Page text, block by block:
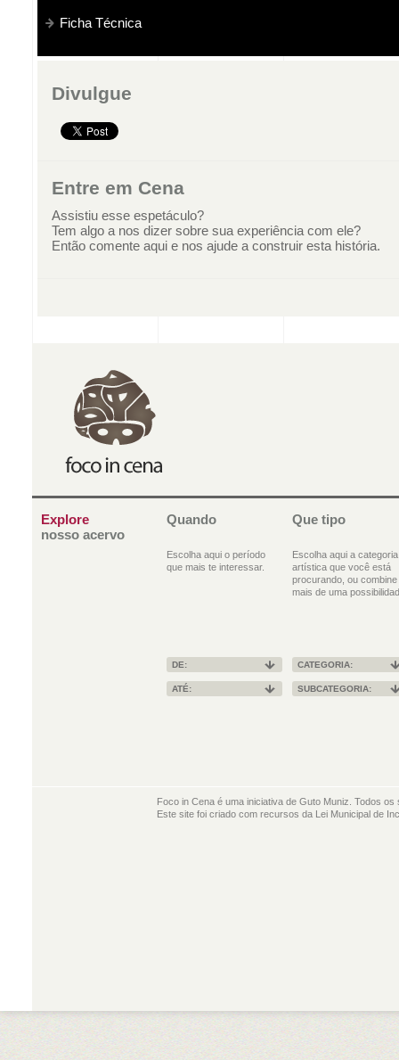
Ficha Técnica
Divulgue
Entre em Cena
Assistiu esse espetáculo?
Tem algo a nos dizer sobre sua experiência com ele?
Então comente aqui e nos ajude a construir esta história.
Explore
nosso acervo
Quando
Escolha aqui o período
que mais te interessar.
Que tipo
Escolha aqui a categoria
artística que você está
procurando, ou combine
mais de uma
DE:
ATÉ:
CATEGORIA:
SUBCATEGORIA:
Foco in Cena é uma iniciativa de Guto Muniz. Todos
Este site foi criado com recursos da Lei Municipal de